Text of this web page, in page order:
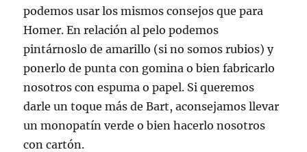
podemos usar los mismos consejos que para
Homer. En relación al pelo podemos
pintárnoslo de amarillo (si no somos rubios) y
ponerlo de punta con gomina o bien fabricarlo
nosotros con espuma o papel. Si queremos
darle un toque más de Bart, aconsejamos llevar
un monopatín verde o bien hacerlo nosotros
con cartón.